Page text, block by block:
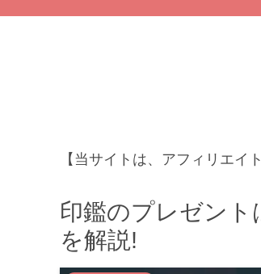
【当サイトは、アフィリエイ
印鑑のプレゼント
を解説!